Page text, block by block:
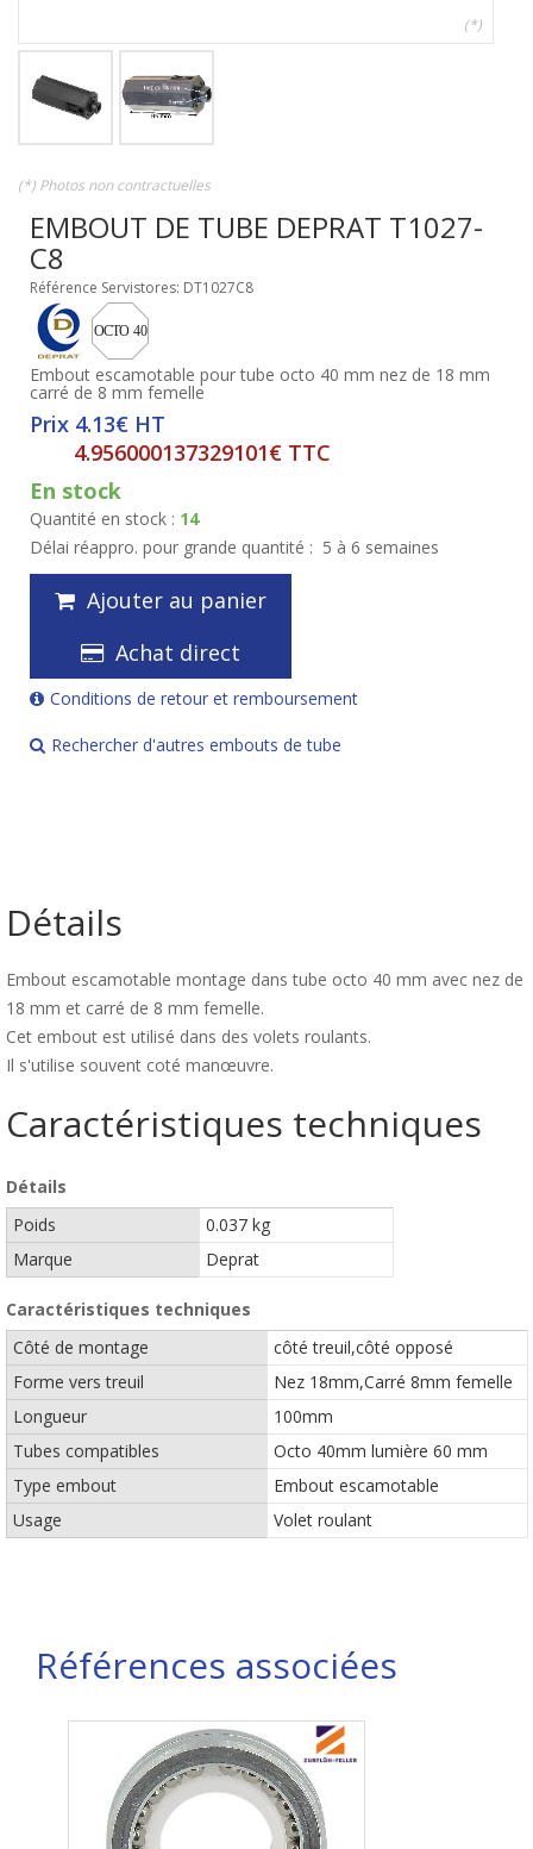
(*)
(*) Photos non contractuelles
EMBOUT DE TUBE DEPRAT T1027-
C8
Référence Servistores: DT1027C8
Embout escamotable pour tube octo 40 mm nez de 18 mm
carré de 8 mm femelle
Prix 4.13€ HT
4.956000137329101€ TTC
En stock
Quantité en stock : 14
Délai réappro. pour grande quantité : 5 à 6 semaines
Ajouter au panier
Achat direct
Conditions de retour et remboursement
Rechercher d'autres embouts de tube
Détails
Embout escamotable montage dans tube octo 40 mm avec nez de
18 mm et carré de 8 mm femelle.
Cet embout est utilisé dans des volets roulants.
Il s'utilise souvent coté manœuvre.
Caractéristiques techniques
Détails
Poids
0.037 kg
Marque
Deprat
Caractéristiques techniques
Côté de montage
côté treuil,côté opposé
Forme vers treuil
Nez 18mm,Carré 8mm femelle
Longueur
100mm
Tubes compatibles
Octo 40mm lumière 60 mm
Type embout
Embout escamotable
Usage
Volet roulant
Références associées